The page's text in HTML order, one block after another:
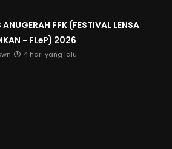
FFK (FESTIVAL LENSA
- FLeP) 2026
4 hari yang lalu